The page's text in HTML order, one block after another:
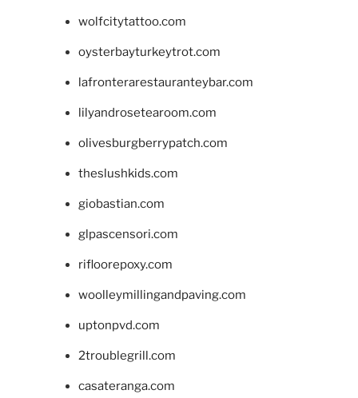
wolfcitytattoo.com
oysterbayturkeytrot.com
lafronterarestauranteybar.com
lilyandrosetearoom.com
olivesburgberrypatch.com
theslushkids.com
giobastian.com
glpascensori.com
rifloorepoxy.com
woolleymillingandpaving.com
uptonpvd.com
2troublegrill.com
casateranga.com